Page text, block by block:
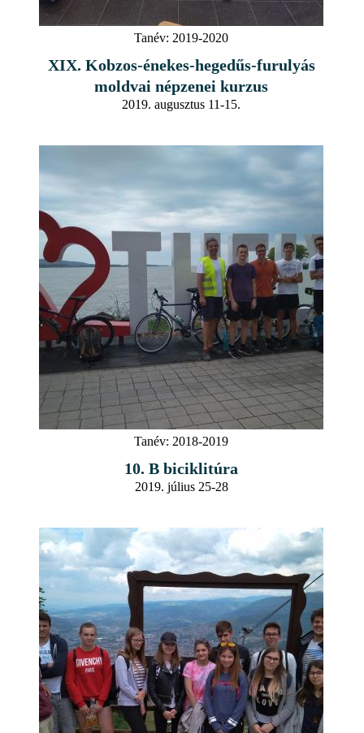
Tanév: 2019-2020
XIX. Kobzos-énekes-hegedűs-furulyás
moldvai népzenei kurzus
2019. augusztus 11-15.
Tanév: 2018-2019
10. B biciklitúra
2019. július 25-28